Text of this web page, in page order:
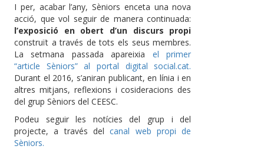
I per, acabar l’any, Sèniors enceta una nova
acció, que vol seguir de manera continuada:
l’exposició en obert d’un discurs propi
construït a través de tots els seus membres.
La setmana passada apareixia el primer
“article Sèniors” al portal digital social.cat.
Durant el 2016, s’aniran publicant, en línia i en
altres mitjans, reflexions i cosideracions des
del grup Sèniors del CEESC.
Podeu seguir les notícies del grup i del
projecte, a través delcanal web propi de
Sèniors.